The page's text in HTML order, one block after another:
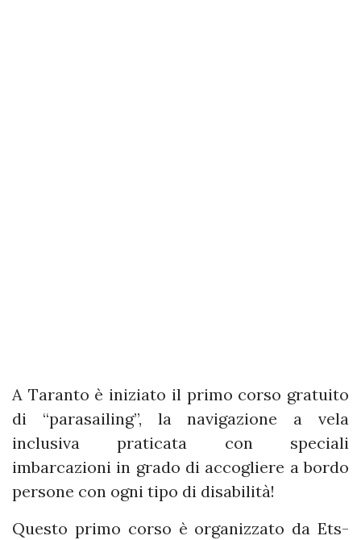
A Taranto è iniziato il primo corso gratuito
di “parasailing”, la navigazione a vela
inclusiva praticata con speciali
imbarcazioni in grado di accogliere a bordo
persone con ogni tipo di disabilità!
Questo primo corso è organizzato da Ets-